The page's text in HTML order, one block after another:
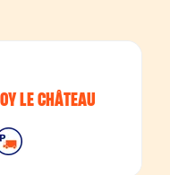
LE CHÂTEAU